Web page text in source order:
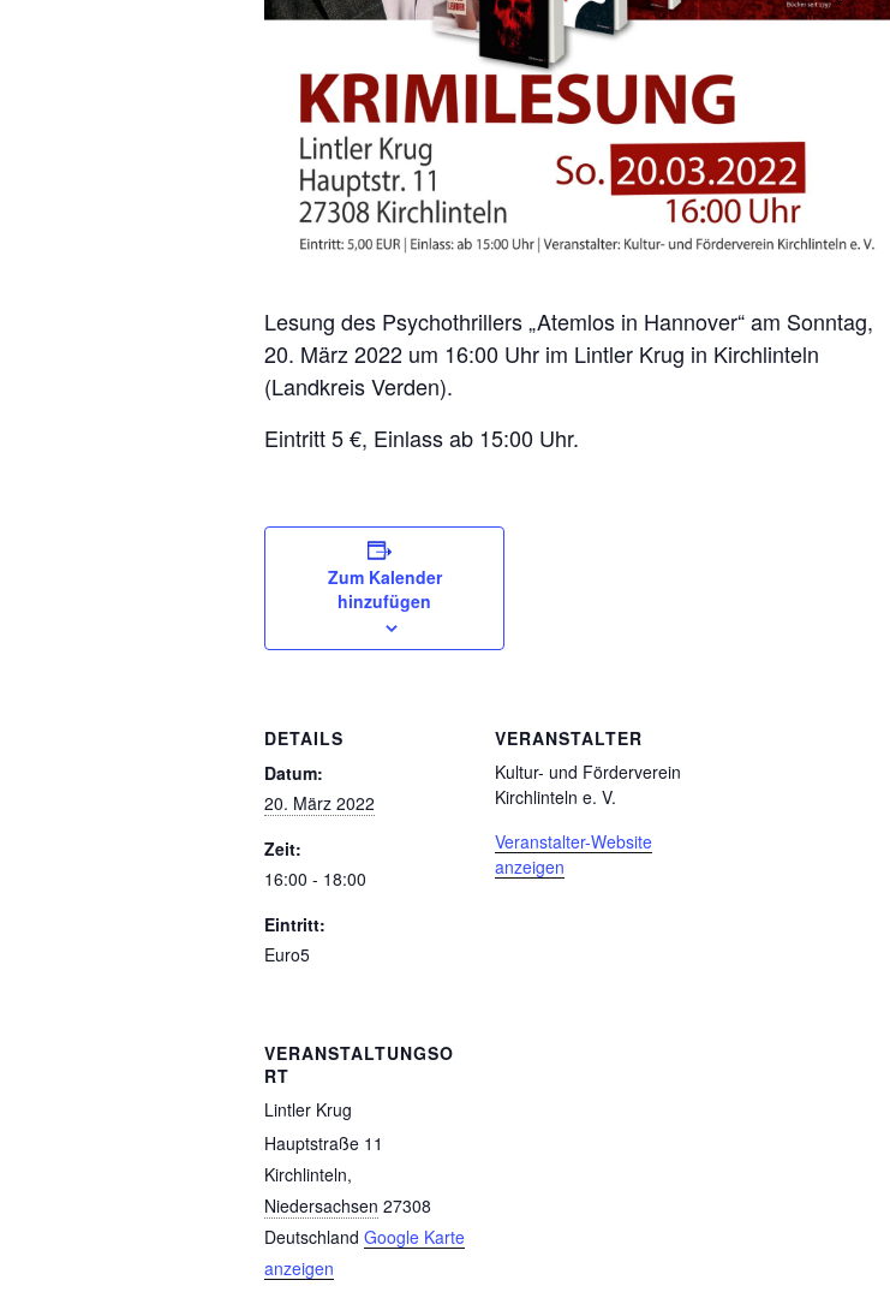
Lesung des Psychothrillers „Atemlos in Hannover“ am Sonntag,
20. März 2022 um 16:00 Uhr im Lintler Krug in Kirchlinteln
(Landkreis Verden).
Eintritt 5 €, Einlass ab 15:00 Uhr.
Zum Kalender
hinzufügen
DETAILS
Datum:
20. März 2022
Zeit:
16:00 - 18:00
Eintritt:
Euro5
VERANSTALTER
Kultur- und Förderverein
Kirchlinteln e. V.
Veranstalter-Website
anzeigen
VERANSTALTUNGSO
RT
Lintler Krug
Hauptstraße 11
Kirchlinteln,
Niedersachsen 27308
Deutschland Google Karte
anzeigen